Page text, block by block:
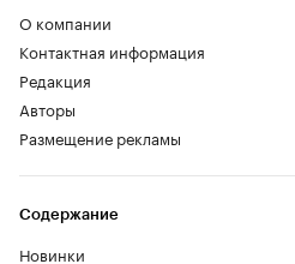
О компании
Контактная информация
Редакция
Авторы
Размещение рекламы
Содержание
Новинки